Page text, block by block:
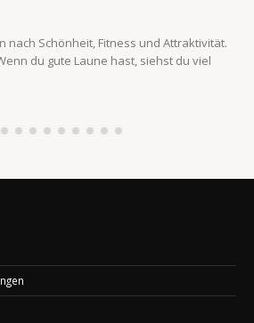
nach Schönheit, Fitness und Attraktivität.
du gute Laune hast, siehst du viel